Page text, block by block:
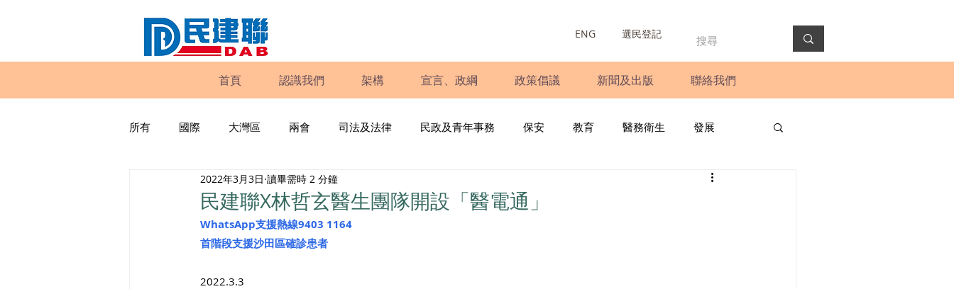
ENG 選民登記
首頁 認識我們 架構 宣言、政綱 政策倡議 新聞及出版 聯絡我們
所有 國際 大灣區 兩會 司法及法律 民政及青年事務 保安 教育 醫務衛生 發展
工商專業 家庭 圓桌會議
民建聯報告及建議書
民建聯X林哲玄醫生團隊開設「醫電通」
2022年3月3日 讀畢需時 2 分鐘
WhatsApp支援熱線9403 1164
首階段支援沙田區確診患者
2022.3.3